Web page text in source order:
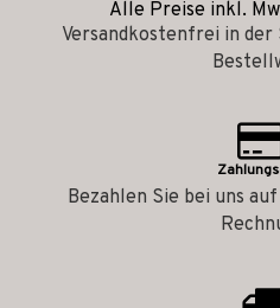
Alle Preise inkl.
Versandkostenfrei in der
Bezahlen Sie bei uns